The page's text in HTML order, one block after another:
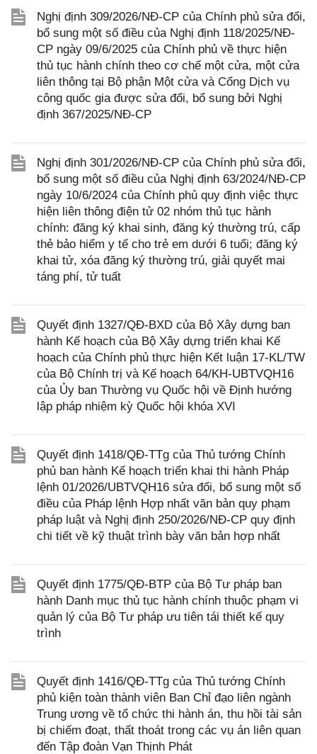
Nghị định 309/2026/NĐ-CP của Chính phủ sửa đổi,
bổ sung một số điều của Nghị định 118/2025/NĐ-
CP ngày 09/6/2025 của Chính phủ về thực hiện
thủ tục hành chính theo cơ chế một cửa, một cửa
liên thông tại Bộ phận Một cửa và Cổng Dịch vụ
công quốc gia được sửa đổi, bổ sung bởi Nghị
định 367/2025/NĐ-CP
Nghị định 301/2026/NĐ-CP của Chính phủ sửa đổi,
bổ sung một số điều của Nghị định 63/2024/NĐ-CP
ngày 10/6/2024 của Chính phủ quy định việc thực
hiện liên thông điện tử 02 nhóm thủ tục hành
chính: đăng ký khai sinh, đăng ký thường trú, cấp
thẻ bảo hiểm y tế cho trẻ em dưới 6 tuổi; đăng ký
khai tử, xóa đăng ký thường trú, giải quyết mai
táng phí, tử tuất
Quyết định 1327/QĐ-BXD của Bộ Xây dựng ban
hành Kế hoạch của Bộ Xây dựng triển khai Kế
hoạch của Chính phủ thực hiện Kết luận 17-KL/TW
của Bộ Chính trị và Kế hoạch 64/KH-UBTVQH16
của Ủy ban Thường vụ Quốc hội về Định hướng
lập pháp nhiệm kỳ Quốc hội khóa XVI
Quyết định 1418/QĐ-TTg của Thủ tướng Chính
phủ ban hành Kế hoạch triển khai thi hành Pháp
lệnh 01/2026/UBTVQH16 sửa đổi, bổ sung một số
điều của Pháp lệnh Hợp nhất văn bản quy phạm
pháp luật và Nghị định 250/2026/NĐ-CP quy định
chi tiết về kỹ thuật trình bày văn bản hợp nhất
Quyết định 1775/QĐ-BTP của Bộ Tư pháp ban
hành Danh mục thủ tục hành chính thuộc phạm vi
quản lý của Bộ Tư pháp ưu tiên tái thiết kế quy
trình
Quyết định 1416/QĐ-TTg của Thủ tướng Chính
phủ kiện toàn thành viên Ban Chỉ đạo liên ngành
Trung ương về tổ chức thi hành án, thu hồi tài sản
bị chiếm đoạt, thất thoát trong các vụ án liên quan
đến Tập đoàn Vạn Thịnh Phát